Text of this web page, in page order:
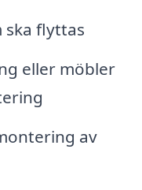
ska flyttas
eller möbler
av